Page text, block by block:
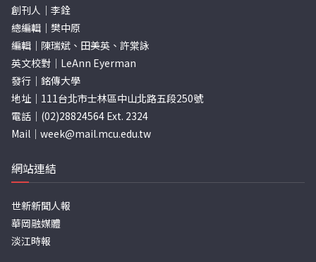
創刊人｜李銓
總編輯｜樊中原
編輯｜陳瑞斌、田美英、許棠詠
英文校對｜LeAnn Eyerman
發行｜銘傳大學
地址｜111台北市士林區中山北路五段250號
電話｜(02)28824564 Ext. 2324
Mail｜ week@mail.mcu.edu.tw
網站連結
世新新聞人報
華岡融媒體
淡江時報